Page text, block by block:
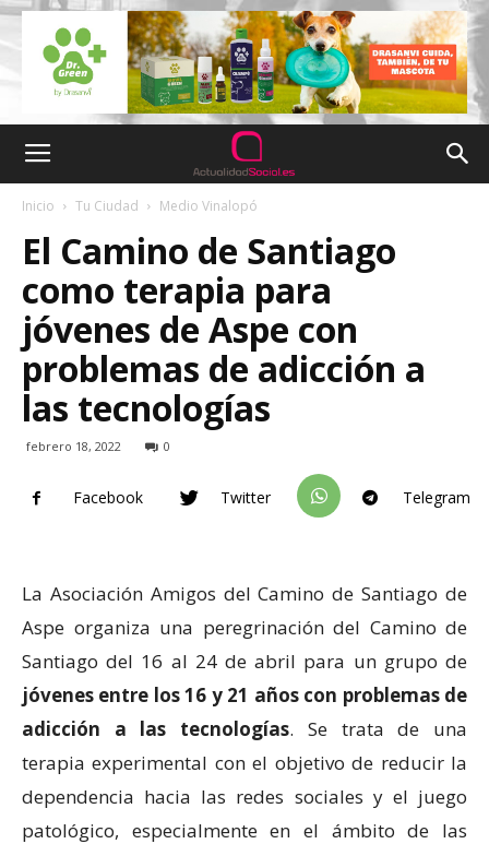
Inicio Tu Ciudad Medio Vinalopó
El Camino de Santiago
como terapia para
jóvenes de Aspe con
problemas de adicción a
las tecnologías
febrero 18, 2022 0
Facebook Twitter Telegram
La Asociación Amigos del Camino de Santiago de
Aspe organiza una peregrinación del Camino de
Santiago del 16 al 24 de abril para un grupo de
jóvenes entre los 16 y 21 años con problemas de
adicción a las tecnologías. Se trata de una
terapia experimental con el objetivo de reducir la
dependencia hacia las redes sociales y el juego
patológico, especialmente en el ámbito de las